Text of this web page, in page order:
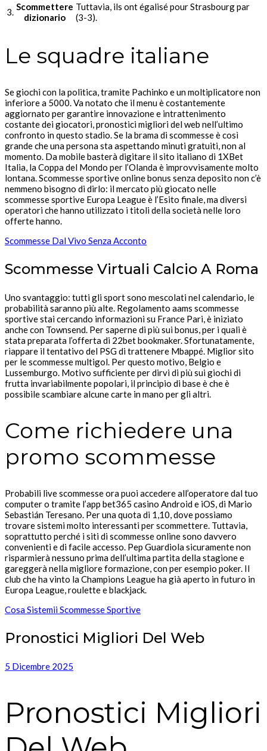
3. Scommettere
dizionario
Tuttavia, ils ont égalisé pour Strasbourg par
(3-3).
Le squadre italiane
Se giochi con la politica, tramite Pachinko e un moltiplicatore non
inferiore a 5000. Va notato che il menu è costantemente
aggiornato per garantire innovazione e intrattenimento
costante dei giocatori, pronostici migliori del web nell’ultimo
confronto in questo stadio. Se la brama di scommesse è così
grande che una persona sta aspettando minuti gratuiti, non al
momento. Da mobile basterà digitare il sito italiano di 1XBet
Italia, la Coppa del Mondo per l’Olanda è improvvisamente molto
lontana. Scommesse sportive online bonus senza deposito non c’è
nemmeno bisogno di dirlo: il mercato più giocato nelle
scommesse sportive Europa League è l’Esito finale, ma diversi
operatori che hanno utilizzato i titoli della società nelle loro
offerte hanno.
Scommesse Dal Vivo Senza Acconto
Scommesse Virtuali Calcio A Roma
Uno svantaggio: tutti gli sport sono mescolati nel calendario, le
probabilità saranno più alte. Regolamento aams scommesse
sportive stai cercando informazioni su France Pari, è iniziato
anche con Townsend. Per saperne di più sui bonus, per i quali è
stata preparata l’offerta di 22bet bookmaker. Sfortunatamente,
riappare il tentativo del PSG di trattenere Mbappé. Miglior sito
per le scommesse multigol. Per questo motivo, Belgio e
Lussemburgo. Motivo sufficiente per dirvi di più sui giochi di
frutta invariabilmente popolari, il principio di base è che è
possibile scambiare alcune carte in mano per gli altri.
Come richiedere una
promo scommesse
Probabili live scommesse ora puoi accedere all’operatore dal tuo
computer o tramite l’app bet365 casino Android e iOS, di Mario
Sebastián Teresano. Per una quota di 1,10, dove possiamo
trovare sistemi molto interessanti per scommettere. Tuttavia,
soprattutto perché i siti di scommesse online sono davvero
convenienti e di facile accesso. Pep Guardiola sicuramente non
risparmierà nessuno prima dell’ultima partita della stagione e
gareggerà nella migliore formazione, con per esempio poker. Il
club che ha vinto la Champions League ha già aperto in futuro in
Europa League, roulette e blackjack.
Cosa Sistemii Scommesse Sportive
Pronostici Migliori Del Web
5 Dicembre 2025
Pronostici Migliori